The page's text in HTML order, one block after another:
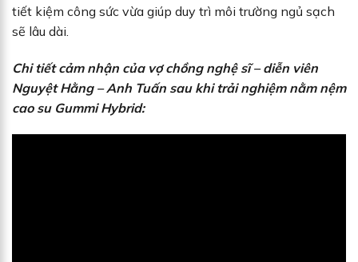
tiết kiệm công sức vừa giúp duy trì môi trường ngủ sạch
sẽ lâu dài.
Chi tiết cảm nhận của vợ chồng nghệ sĩ – diễn viên
Nguyệt Hằng – Anh Tuấn sau khi trải nghiệm nằm nệm
cao su Gummi Hybrid: